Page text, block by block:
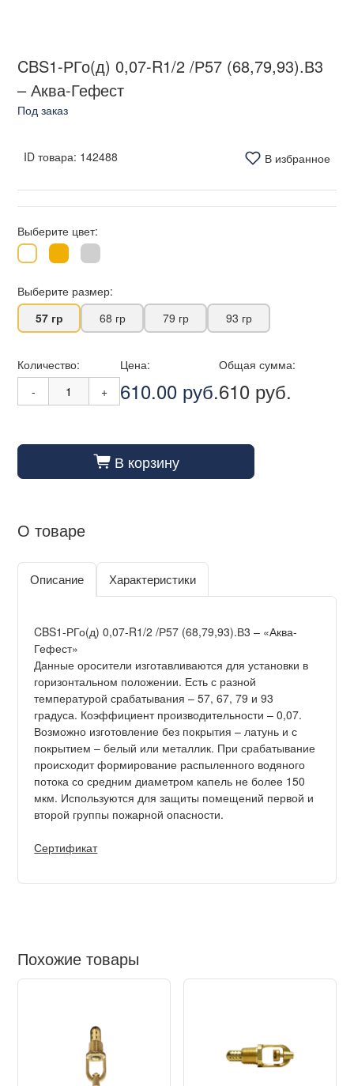
CBS1-РГо(д) 0,07-R1/2 /Р57 (68,79,93).В3
– Аква-Гефест
Под заказ
ID товара: 142488 В избранное
Выберите цвет:
Выберите размер:
57 гр
68 гр 79 гр 93 гр
Количество:
-
+
Цена:
610.00 руб.
Общая сумма:
610 руб.
cart_fill В корзину
О товаре
Описание Характеристики
CBS1-РГо(д) 0,07-R1/2 /Р57 (68,79,93).В3 – «Аква-
Гефест»
Данные оросители изготавливаются для установки в
горизонтальном положении. Есть с разной
температурой срабатывания – 57, 67, 79 и 93
градуса. Коэффициент производительности – 0,07.
Возможно изготовление без покрытия – латунь и с
покрытием – белый или металлик. При срабатывание
происходит формирование распыленного водяного
потока со средним диаметром капель не более 150
мкм. Используются для защиты помещений первой и
второй группы пожарной опасности.
Сертификат
Похожие товары